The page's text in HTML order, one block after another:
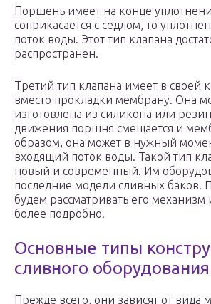
Поршень имеет на конце
соприкасается с седлом, то
поток воды. Этот тип клапана
распространен.
Третий тип клапана имеет в своей
вместо прокладки мембрану. Она
изготовлена из силикона или
движения поршня смещается и
образом, она может в нужный
входящий поток воды. Такой тип
новый и современный. Им
последние модели сливных баков.
будем рассматривать его
более подробно.
Основные типы
сливного оборудования
Прежде всего, они зависят от вида